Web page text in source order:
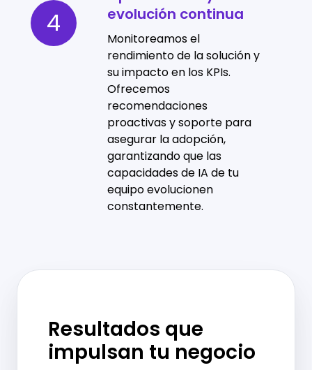
4
evolución continua
Monitoreamos el
rendimiento de la solución y
su impacto en los KPIs.
Ofrecemos
recomendaciones
proactivas y soporte para
asegurar la adopción,
garantizando que las
capacidades de IA de tu
equipo evolucionen
constantemente.
evolución
Resultados que
impulsan tu negocio